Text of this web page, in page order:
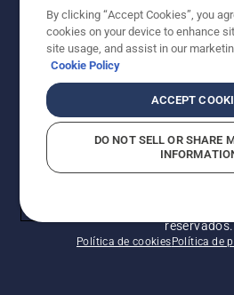
AlertLine/Canal de
reservados.
Política de cookies Política de
By clicking “Accept Cookies”, you
cookies on your device to enhance
site usage, and assist in our
Cookie Policy
ACCEPT
DO NOT SELL OR SHARE